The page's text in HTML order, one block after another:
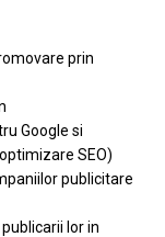
prin
Google si
SEO)
publicitare
lor in